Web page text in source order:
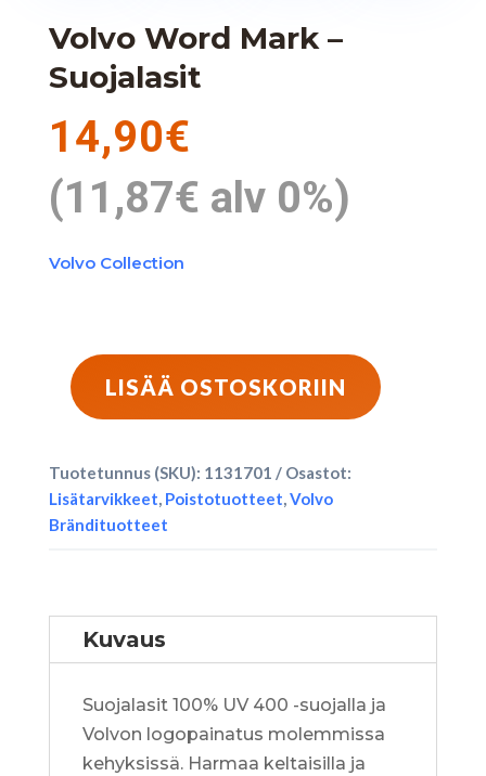
Volvo Word Mark –
Suojalasit
14,90€
(11,87€ alv 0%)
Volvo Collection
Volvo
-
Suojalasit
LISÄÄ OSTOSKORIIN
Tuotetunnus (SKU): 1131701
Osastot:
Lisätarvikkeet, Poistotuotteet,Volvo
Brändituotteet
Kuvaus
Suojalasit 100% UV 400 -suojalla ja
Volvon logopainatus molemmissa
kehyksissä. Harmaa keltaisilla ja